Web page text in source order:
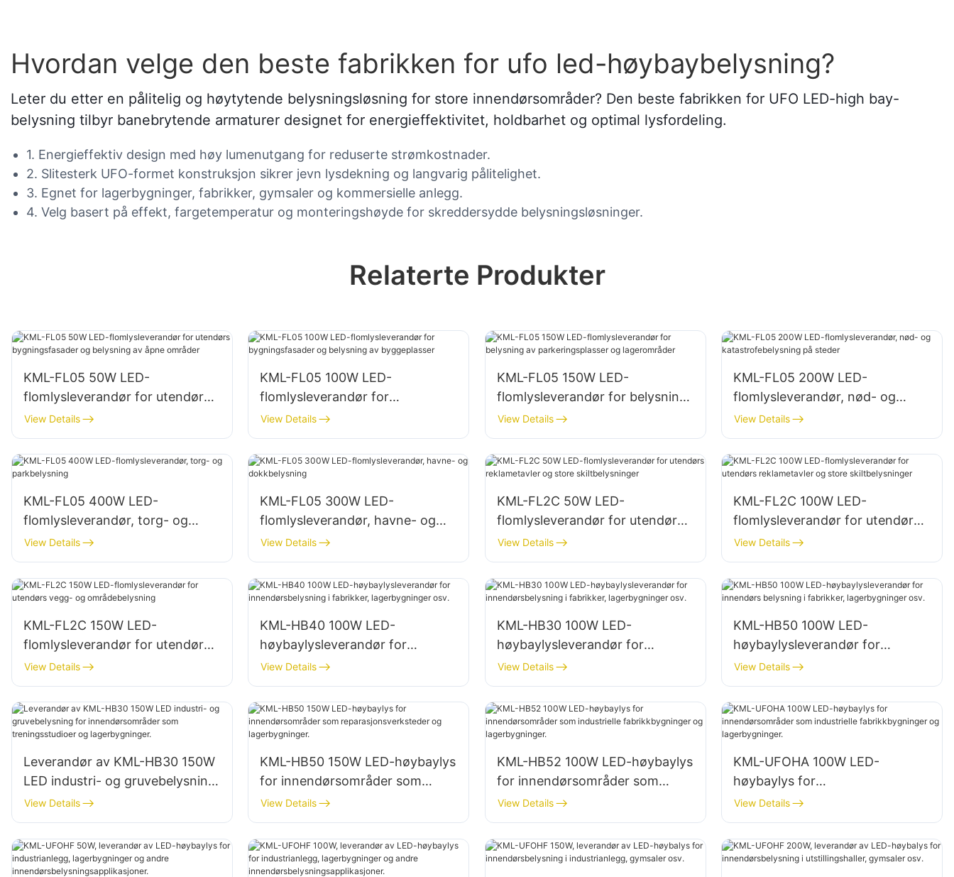
Hvordan velge den beste fabrikken for ufo led-høybaybelysning?
Leter du etter en pålitelig og høytytende belysningsløsning for store innendørsområder? Den beste fabrikken for UFO LED-high bay-
belysning tilbyr banebrytende armaturer designet for energieffektivitet, holdbarhet og optimal lysfordeling.
1. Energieffektiv design med høy lumenutgang for reduserte strømkostnader.
2. Slitesterk UFO-formet konstruksjon sikrer jevn lysdekning og langvarig pålitelighet.
3. Egnet for lagerbygninger, fabrikker, gymsaler og kommersielle anlegg.
4. Velg basert på effekt, fargetemperatur og monteringshøyde for skreddersydde belysningsløsninger.
Relaterte Produkter
KML-FL05 50W LED-
flomlysleverandør for utendørs
bygningsfasader og belysning
av åpne områder
View Details
KML-FL05 100W LED-
flomlysleverandør for
bygningsfasader og belysning
av byggeplasser
View Details
KML-FL05 150W LED-
flomlysleverandør for belysning
av parkeringsplasser og
lagerområder
View Details
KML-FL05 200W LED-
flomlysleverandør, nød- og
katastrofebelysning på steder
View Details
KML-FL05 400W LED-
flomlysleverandør, torg- og
parkbelysning
View Details
KML-FL05 300W LED-
flomlysleverandør, havne- og
dokkbelysning
View Details
KML-FL2C 50W LED-
flomlysleverandør for utendørs
reklametavler og store
skiltbelysninger
View Details
KML-FL2C 100W LED-
flomlysleverandør for utendørs
reklametavler og store
skiltbelysninger
View Details
KML-FL2C 150W LED-
flomlysleverandør for utendørs
vegg- og områdebelysning
View Details
KML-HB40 100W LED-
høybaylysleverandør for
innendørsbelysning i fabrikker,
lagerbygninger osv.
View Details
KML-HB30 100W LED-
høybaylysleverandør for
innendørsbelysning i fabrikker,
lagerbygninger osv.
View Details
KML-HB50 100W LED-
høybaylysleverandør for
innendørs belysning i fabrikker,
lagerbygninger osv.
View Details
Leverandør av KML-HB30 150W
LED industri- og gruvebelysning
for innendørsområder som
treningsstudioer og
lagerbygninger.
View Details
KML-HB50 150W LED-høybaylys
for innendørsområder som
reparasjonsverksteder og
lagerbygninger.
View Details
KML-HB52 100W LED-høybaylys
for innendørsområder som
industrielle fabrikkbygninger og
lagerbygninger.
View Details
KML-UFOHA 100W LED-
høybaylys for
innendørsområder som
industrielle fabrikkbygninger og
lagerbygninger.
View Details